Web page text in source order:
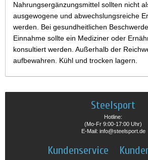
Nahrungsergänzungsmittel sollten nicht
ausgewogene und abwechslungsreiche
werden. Bei gesundheitlichen
Einnahme sollte ein Mediziner oder
konsultiert werden. Außerhalb der
aufbewahren. Kühl und trocken lagern.
Steelsport
Hotline:
(Mo-Fr 9:00-17:00 Uhr)
E-Mail: info@steelsport.de
Kundenservice